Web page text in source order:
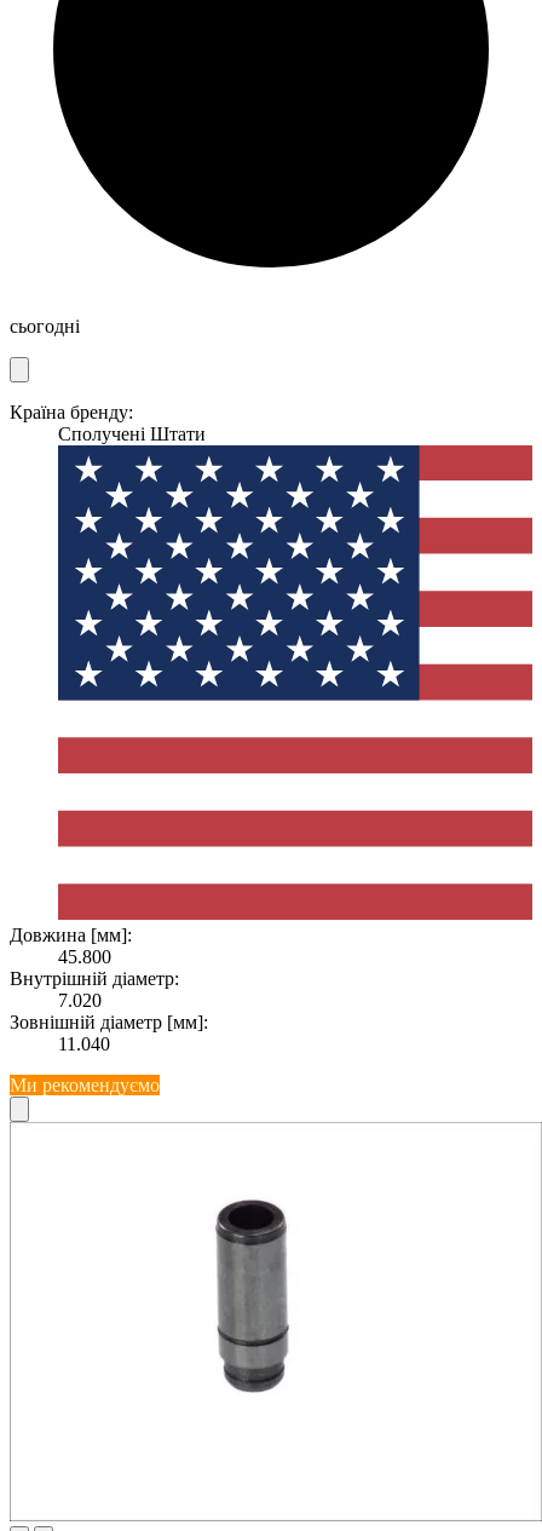
сьогодні
Країна бренду:
Сполучені Штати
Довжина [мм]:
45.800
Внутрішній діаметр:
7.020
Зовнішній діаметр [мм]:
11.040
Ми рекомендуємо